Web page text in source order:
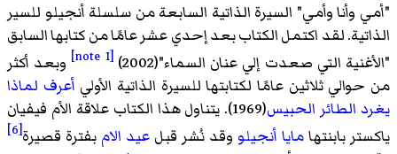
وأمي" السيرة الذاتية السابعة من سلسلة أنجيلو للسير
لقد اكتمل الكتاب بعد إحدي عشر عامًا من كتابها السابق
التي صعدت إلي عنان السماء"(2002)
[note 1]
وبعد أكثر
ثلاثين عامًا لكتابتها للسيرة الذاتية الأوليأعرف لماذا
الطائر الحبيس
(1969). يتناول هذا الكتاب علاقة الأم فيفيان
بابنتهامايا أنجيلووقد نُشر قبل عيد الامبفترة قصيرة